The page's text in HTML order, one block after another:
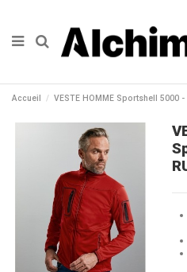
Accueil VESTE HOMME Sportshell 5000 -